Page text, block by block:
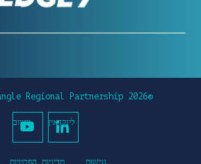
©2026 Research Triangle Regional Partnership
לינקדאין יוטיוב